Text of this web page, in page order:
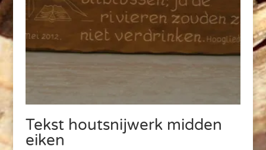
Tekst houtsnijwerk midden
eiken